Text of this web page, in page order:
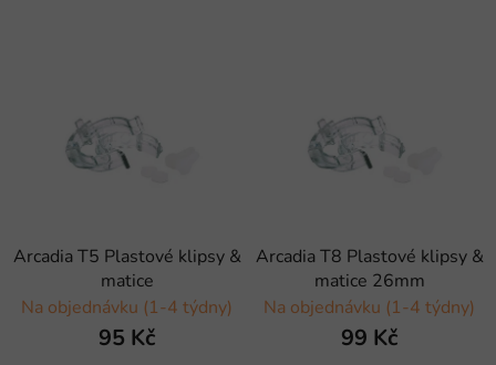
Arcadia T5 Plastové klipsy &
matice
Na objednávku (1-4 týdny)
95 Kč
Arcadia T8 Plastové klipsy &
matice 26mm
Na objednávku (1-4 týdny)
99 Kč